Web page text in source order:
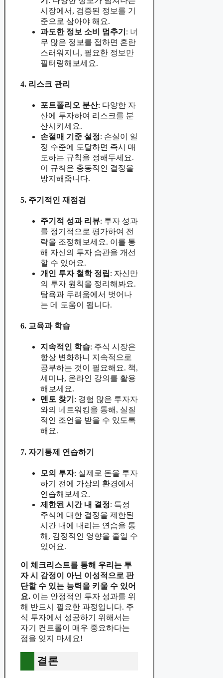
시장에서, 검증된 정보를 기
준으로 삼아야 해요.
과도한 정보 소비 멈추기 : 너
무 많은 정보를 접하면 혼란
스러워지니, 필요한 정보만
필터링해보세요.
4. 리스크 관리
포트폴리오 분산: 다양한 자
산에 투자하여 리스크를 분
산시키세요.
손절매 기준 설정: 손실이 일
정 수준에 도달하면 즉시 매
도하는 규칙을 정해두세요.
이 규칙은 충동적인 결정을
방지해줍니다.
5. 주기적인 재점검
주기적 성과 리뷰: 투자 성과
를 정기적으로 평가하여 전
략을 조정해보세요. 이를 통
해 자신의 투자 습관을 개선
할 수 있어요.
개인 투자 철학 정립: 자신만
의 투자 원칙을 정리해봐요.
탐욕과 두려움에서 벗어나
는 데 도움이 됩니다.
6. 교육과 학습
지속적인 학습: 주식 시장은
항상 변화하니 지속적으로
공부하는 것이 필요해요. 책,
세미나, 온라인 강의를 활용
해보세요.
멘토 찾기 : 경험 많은 투자자
와의 네트워킹을 통해, 실질
적인 조언을 받을 수 있도록
해요.
7. 자기통제 연습하기
모의 투자: 실제로 돈을 투자
하기 전에 가상의 환경에서
연습해보세요.
제한된 시간 내 결정: 특정
주식에 대한 결정을 제한된
시간 내에 내리는 연습을 통
해, 감정적인 영향을 줄일 수
있어요.
이 체크리스트를 통해 우리는 투
자 시 감정이 아닌 이성적으로 판
단할 수 있는 능력을 키울 수 있어
요. 이는 안정적인 투자 성과를 위
해 반드시 필요한 과정입니다. 주
식 투자에서 성공하기 위해서는
자기 컨트롤이 매우 중요하다는
점을 잊지 마세요!
결론